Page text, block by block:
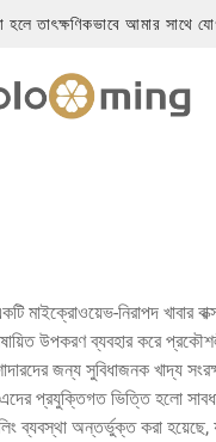
হলে তাৎক্ষণিকভাবে আমার সাথে
মাইক্রোওয়েভ-নিরাপদ খাবার
উপকরণ ব্যবহার করে
জন্য সুবিধাজনক খাদ্য
প্রযুক্তিগত ভিত্তি হলো
ব্যবস্থা অন্তর্ভুক্ত করা